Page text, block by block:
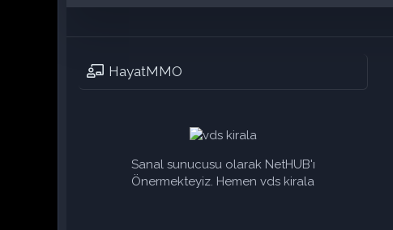
HayatMMO
Sanal sunucusu olarak NetHUB'ı
Önermekteyiz. Hemen vds kirala